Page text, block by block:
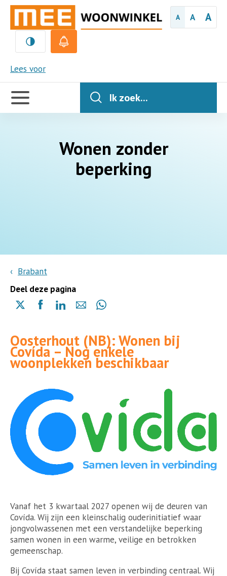
A A A
Lees voor
MEE
Handige
links
Ik zoek...
Wonen zonder
beperking
Brabant
Deel deze pagina
Delen
(opent
in
een
nieuwe
Delen
(opent
in
een
nieuwe
Delen
(opent
in
een
nieuwe
Delen
mail
Delen
(opent
in
een
Oosterhout (NB): Wonen bij
Covída – Nog enkele
woonplekken beschikbaar
Vanaf het 3 kwartaal 2027 openen wij de deuren van
Covída. Wij zijn een kleinschalig ouderinitiatief waar
jongvolwassenen met een verstandelijke beperking
samen wonen in een warme, veilige en betrokken
gemeenschap.
Bij Covída staat samen leven in verbinding centraal. Wij